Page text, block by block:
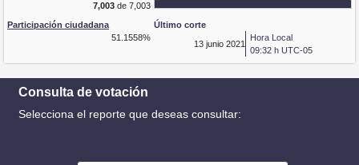
7,003de 7,003
Participación ciudadana
51.1558%
Último corte
13 junio 2021
Hora Local
09:32 h UTC-05
Consulta de votación
Selecciona el reporte que deseas consultar: